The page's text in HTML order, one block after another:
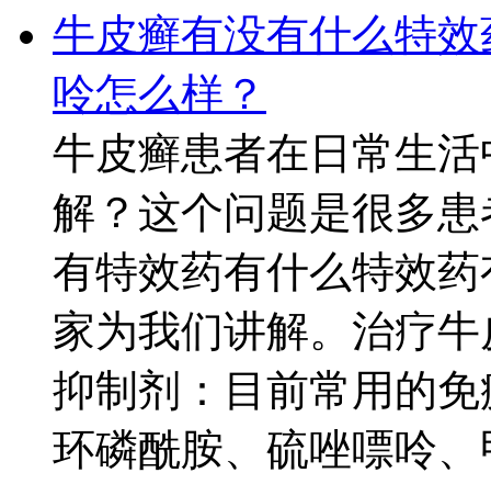
牛皮癣有没有什么特
呤怎么样？
牛皮癣患者在日常生
解？这个问题是很多
有特效药有什么特效
家为我们讲解。治疗
抑制剂：目前常用的
环磷酰胺、硫唑嘌呤